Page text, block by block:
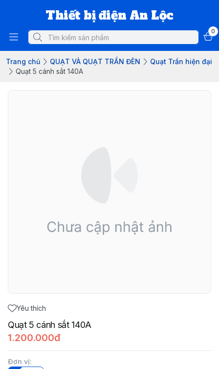
Thiết bị điện An Lộc
0
Trang chủ QUẠT VÀ QUẠT TRẦN ĐÈN
Quạt Trần hiện đại
Quạt 5 cánh sắt 140A
Yêu thích
Quạt 5 cánh sắt 140A
1.200.000đ
Đơn vị: